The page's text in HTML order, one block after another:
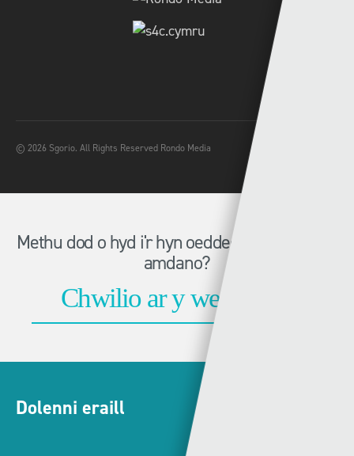
© 2026 Sgorio. All Rights Reserved Rondo Media
Methu dod o hyd i'r hyn oeddech chi'n chwilio
amdano?
Dolenni eraill